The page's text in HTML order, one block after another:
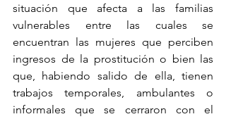
situación que afecta a las familias
vulnerables entre las cuales se
encuentran las mujeres que perciben
ingresos de la prostitución o bien las
que, habiendo salido de ella, tienen
trabajos temporales, ambulantes o
informales que se cerraron con el